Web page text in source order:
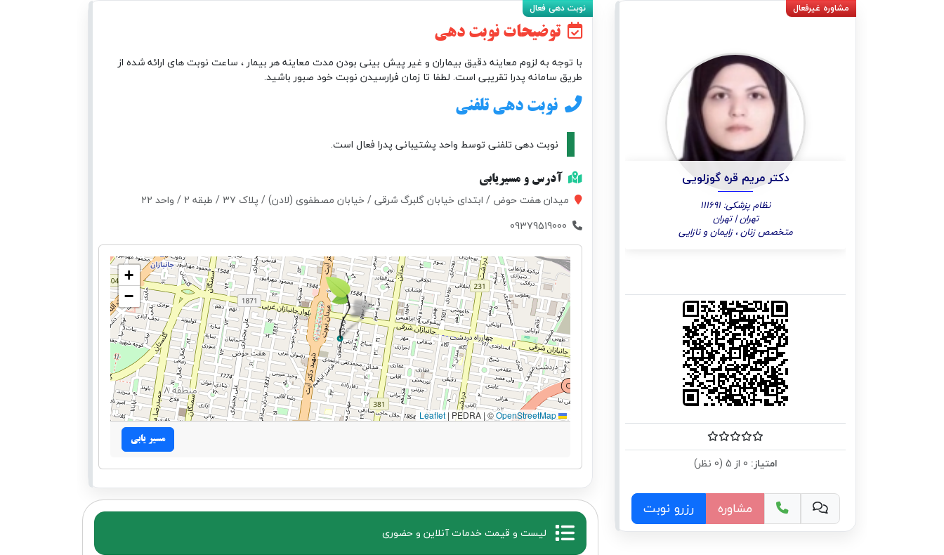
دکتر مریم قره گوزلویی
نظام پزشکی: 111691
تهران | تهران
متخصص زنان ، زایمان و نازایی
امتیاز:
مشاوره رزرو نوبت
توضیحات نوبت دهی
با توجه به لزوم معاینه دقیق بیماران و غیر پیش بینی بودن مدت معاینه هر بیمار ، ساعت نوبت های ارائه شده از
طریق سامانه پدرا تقریبی است. لطفا تا زمان فرارسیدن نوبت خود صبور باشید.
نوبت دهی تلفنی
نوبت دهی تلفنی توسط واحد پشتیبانی پدرا فعال است.
آدرس و مسیریابی
میدان هفت حوض / ابتدای خیابان گلبرگ شرقی / خیابان مصطفوی (لادن) / پلاک ۳۷ / طبقه 2 / واحد ۲۲
+
−
| PEDRA | ©OpenStreetMap
مسیر یابی
لیست و قیمت خدمات آنلاین و حضوری